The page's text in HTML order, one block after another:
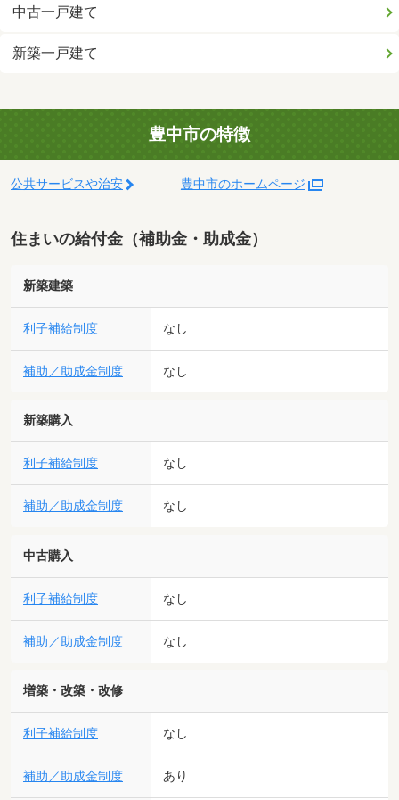
中古一戸建て
新築一戸建て
豊中市の特徴
公共サービスや治安 豊中市のホームページ
住まいの給付金（補助金・助成金）
新築建築
利子補給制度 なし
補助／助成金制度 なし
新築購入
利子補給制度 なし
補助／助成金制度 なし
中古購入
利子補給制度 なし
補助／助成金制度 なし
増築・改築・改修
利子補給制度 なし
補助／助成金制度 あり